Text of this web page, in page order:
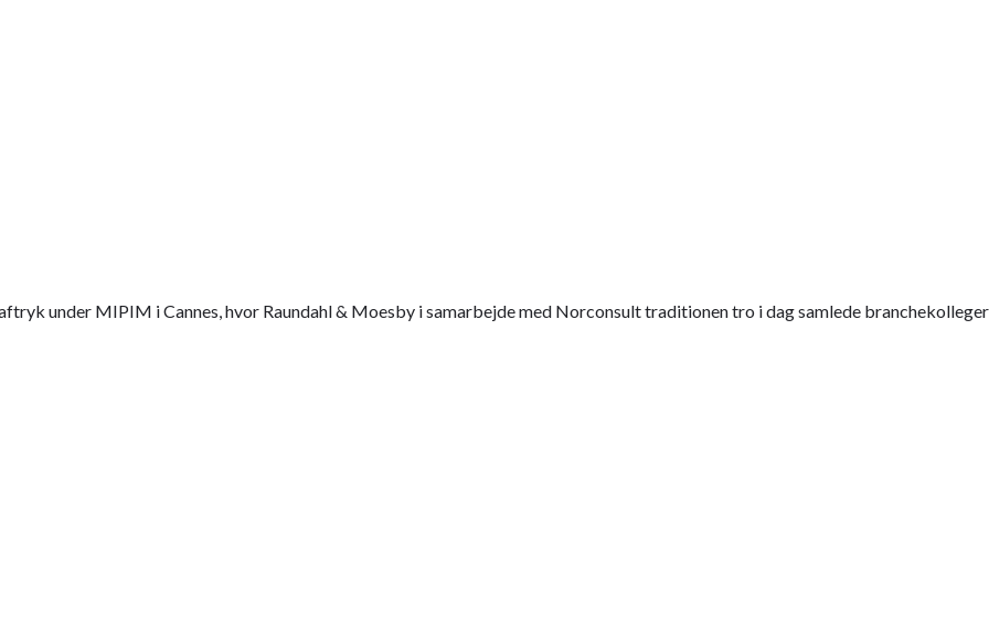
under MIPIM i Cannes, hvor Raundahl & Moesby i samarbejde med Norconsult traditionen tro i dag samlede